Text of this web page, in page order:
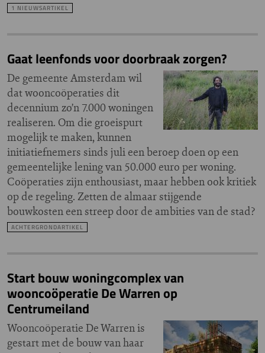
1 NIEUWSARTIKEL
Gaat leenfonds voor doorbraak zorgen?
De gemeente Amsterdam wil
dat wooncoöperaties dit
decennium zo’n 7.000 woningen
realiseren. Om die groeispurt
mogelijk te maken, kunnen
initiatiefnemers sinds juli een beroep doen op een
gemeentelijke lening van 50.000 euro per woning.
Coöperaties zijn enthousiast, maar hebben ook kritiek
op de regeling. Zetten de almaar stijgende
bouwkosten een streep door de ambities van de stad?
ACHTERGRONDARTIKEL
Start bouw woningcomplex van
wooncoöperatie De Warren op
Centrumeiland
Wooncoöperatie De Warren is
gestart met de bouw van haar